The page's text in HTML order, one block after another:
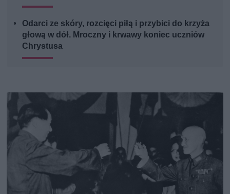
Odarci ze skóry, rozcięci piłą i przybici do krzyża
głową w dół. Mroczny i krwawy koniec uczniów
Chrystusa